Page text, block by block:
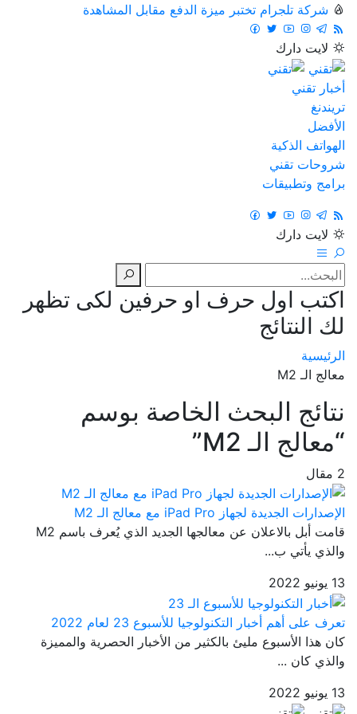
شركة تلجرام تختبر ميزة الدفع مقابل المشاهدة
لايت دارك
أخبار تقني
تريندنغ
الأفضل
الهواتف الذكية
شروحات تقني
برامج وتطبيقات
لايت دارك
اكتب اول حرف او حرفين لكى تظهر
لك النتائج
الرئيسية
معالج الـ M2
نتائج البحث الخاصة بوسم
“معالج الـ M2”
2 مقال
الإصدارات الجديدة لجهاز iPad Pro مع معالج الـ M2
قامت أبل بالاعلان عن معالجها الجديد الذي يُعرف باسم M2
والذي يأتي ب...
13 يونيو 2022
تعرف على أهم أخبار التكنولوجيا للأسبوع 23 لعام 2022
كان هذا الأسبوع مليئ بالكثير من الأخبار الحصرية والمميزة
والذي كان ...
13 يونيو 2022